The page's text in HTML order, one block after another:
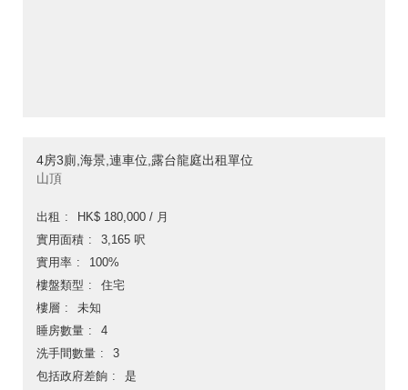
4房3廁,海景,連車位,露台龍庭出租單位
山頂
出租
HK$ 180,000 / 月
實用面積
3,165 呎
實用率
100%
樓盤類型
住宅
樓層
未知
睡房數量
4
洗手間數量
3
包括政府差餉
是